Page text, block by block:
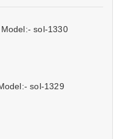
sol-1330
sol-1329